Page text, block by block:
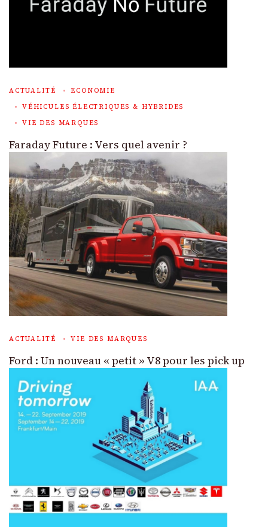
ACTUALITÉ
ECONOMIE
VÉHICULES ÉLECTRIQUES & HYBRIDES
VIE DES MARQUES
Faraday Future : Vers quel avenir ?
ACTUALITÉ VIE DES MARQUES
Ford : Un nouveau « petit » V8 pour les pick up